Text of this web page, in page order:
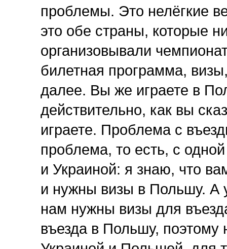
проблемы. Это нелёгкие
это обе страны, которые
организовывали
билетная программа,
далее. Вы же играете в
действительно, как вы
играете. Проблема с
проблема, то есть, с
и Украиной: я знаю, что
и нужны визы в Польшу. А
нам нужны визы для
въезда в Польшу,